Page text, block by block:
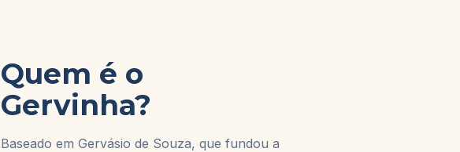
Quem é o
Gervinha?
Baseado em Gervásio de Souza, que fundou a